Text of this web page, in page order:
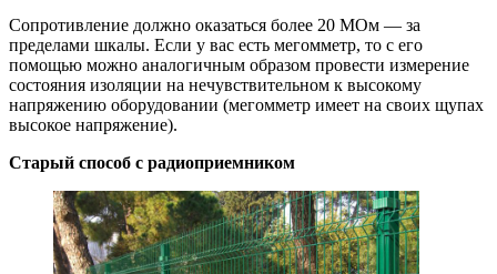
Сопротивление должно оказаться более 20 МОм — за
пределами шкалы. Если у вас есть мегомметр, то с его
помощью можно аналогичным образом провести измерение
состояния изоляции на нечувствительном к высокому
напряжению оборудовании (мегомметр имеет на своих щупах
высокое напряжение).
Старый способ с радиоприемником